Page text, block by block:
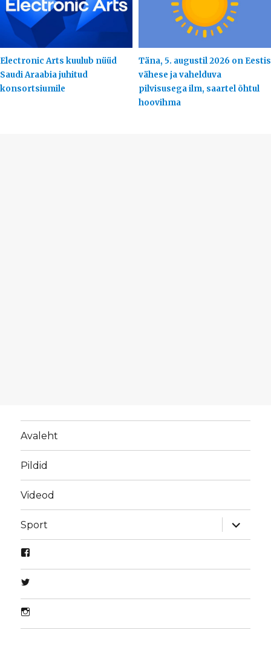
Electronic Arts kuulub nüüd
Saudi Araabia juhitud
konsortsiumile
Täna, 5. augustil 2026 on Eestis
vähese ja vahelduva
pilvisusega ilm, saartel õhtul
hoovihma
Avaleht
Pildid
Videod
Sport
laienda